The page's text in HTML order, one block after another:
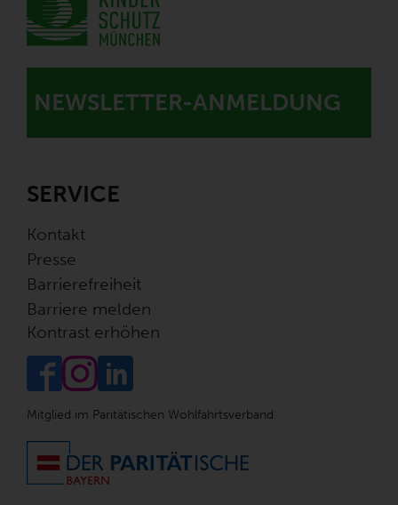
NEWSLETTER-ANMELDUNG
SERVICE
Kontakt
Presse
Barrierefreiheit
Barriere melden
Kontrast erhöhen
Mitglied im Paritätischen Wohlfahrtsverband